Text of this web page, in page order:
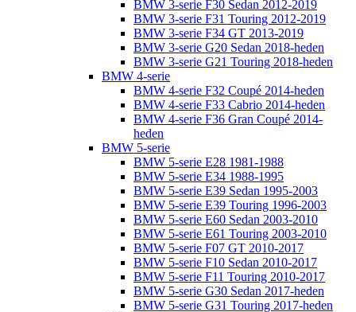
BMW 3-serie F30 Sedan 2012-2019
BMW 3-serie F31 Touring 2012-2019
BMW 3-serie F34 GT 2013-2019
BMW 3-serie G20 Sedan 2018-heden
BMW 3-serie G21 Touring 2018-heden
BMW 4-serie
BMW 4-serie F32 Coupé 2014-heden
BMW 4-serie F33 Cabrio 2014-heden
BMW 4-serie F36 Gran Coupé 2014-
heden
BMW 5-serie
BMW 5-serie E28 1981-1988
BMW 5-serie E34 1988-1995
BMW 5-serie E39 Sedan 1995-2003
BMW 5-serie E39 Touring 1996-2003
BMW 5-serie E60 Sedan 2003-2010
BMW 5-serie E61 Touring 2003-2010
BMW 5-serie F07 GT 2010-2017
BMW 5-serie F10 Sedan 2010-2017
BMW 5-serie F11 Touring 2010-2017
BMW 5-serie G30 Sedan 2017-heden
BMW 5-serie G31 Touring 2017-heden